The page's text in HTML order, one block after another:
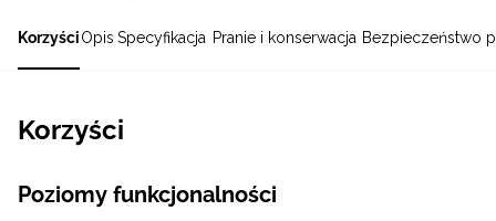
KorzyściOpis Specyfikacja Pranie i konserwacja Bezpieczeństwo
Korzyści
Poziomy funkcjonalności